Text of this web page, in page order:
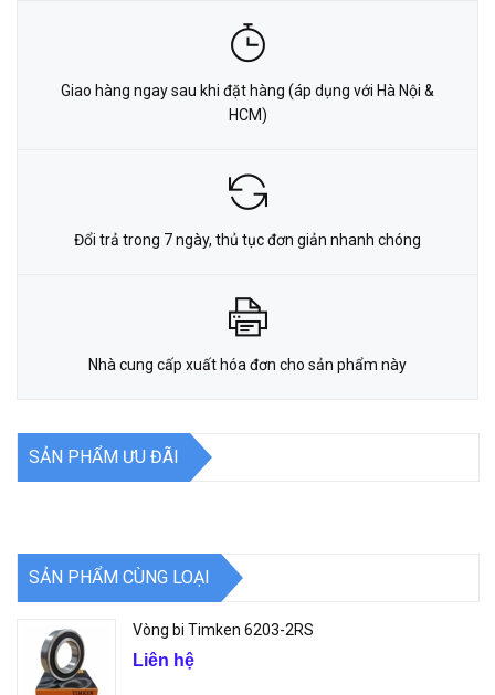
Giao hàng ngay sau khi đặt hàng (áp dụng với Hà Nội &
HCM)
Đổi trả trong 7 ngày, thủ tục đơn giản nhanh chóng
Nhà cung cấp xuất hóa đơn cho sản phẩm này
SẢN PHẨM ƯU ĐÃI
SẢN PHẨM CÙNG LOẠI
Vòng bi Timken 6203-2RS
Liên hệ